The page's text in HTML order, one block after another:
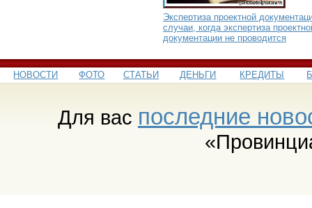
Экспертиза проектной
случаи, когда экспертиза
документации не проводится
НОВОСТИ ФОТО СТАТЬИ ДЕНЬГИ КРЕДИТЫ
Для вас последние